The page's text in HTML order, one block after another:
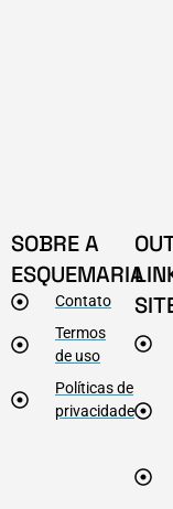
SOBRE A
ESQUEMARIA
Contato
Termos
de uso
Políticas de
privacidade